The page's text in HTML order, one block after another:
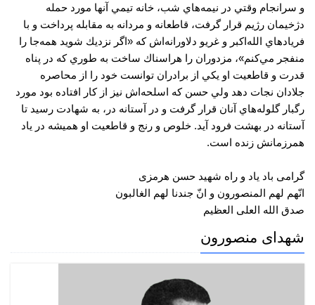
و سرانجام وقتي در نيمه‌هاي شب، خانه تيمي آنها مورد حمله
دژخيمان رژيم قرار گرفت، قاطعانه و مردانه به مقابله پرداخت و با
فرياد‌هاي الله‌اكبر و غريو دلاورانه‌اش كه «اگر نزديك شويد همه‌جا را
منفجر مي‌كنم»، مزدوران را هراسناك ساخت به طوري كه در پناه
قدرت و قاطعيت او يكي از برادران توانست خود را از محاصره
جلادان نجات دهد ولي حسن كه اسلحه‌اش نيز از كار افتاده بود مورد
رگبار گلوله‌هاي آنان قرار گرفت و در آستانه در، به شهادت رسيد تا
آستانه در بهشت فرود آيد. خلوص و رنج و قاطعيت او همیشه در یاد
همرزمانش زنده است.
گرامی باد یاد و راه شهید حسن هرمزی
انّهم لهم المنصورون و انّ جندنا لهم الغالبون
صدق الله العلی العظیم
شهدای منصورون